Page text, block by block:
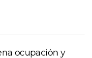
ocupación y